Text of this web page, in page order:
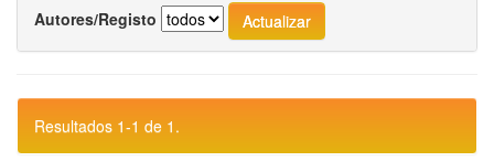
Autores/Registo
Resultados 1-1 de 1.